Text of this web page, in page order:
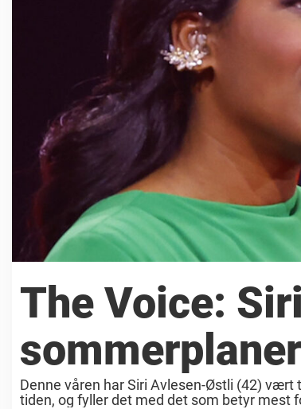
The Voice:
sommerplaner
Denne våren har Siri Avlesen-Østli (42) vært
tiden, og fyller det med det som betyr mest